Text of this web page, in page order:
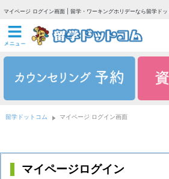
マイページ ログイン画面 | 留学・ワーキングホリデーなら留学ドッ
留学ドットコム マイページ ログイン画面
マイページログイン